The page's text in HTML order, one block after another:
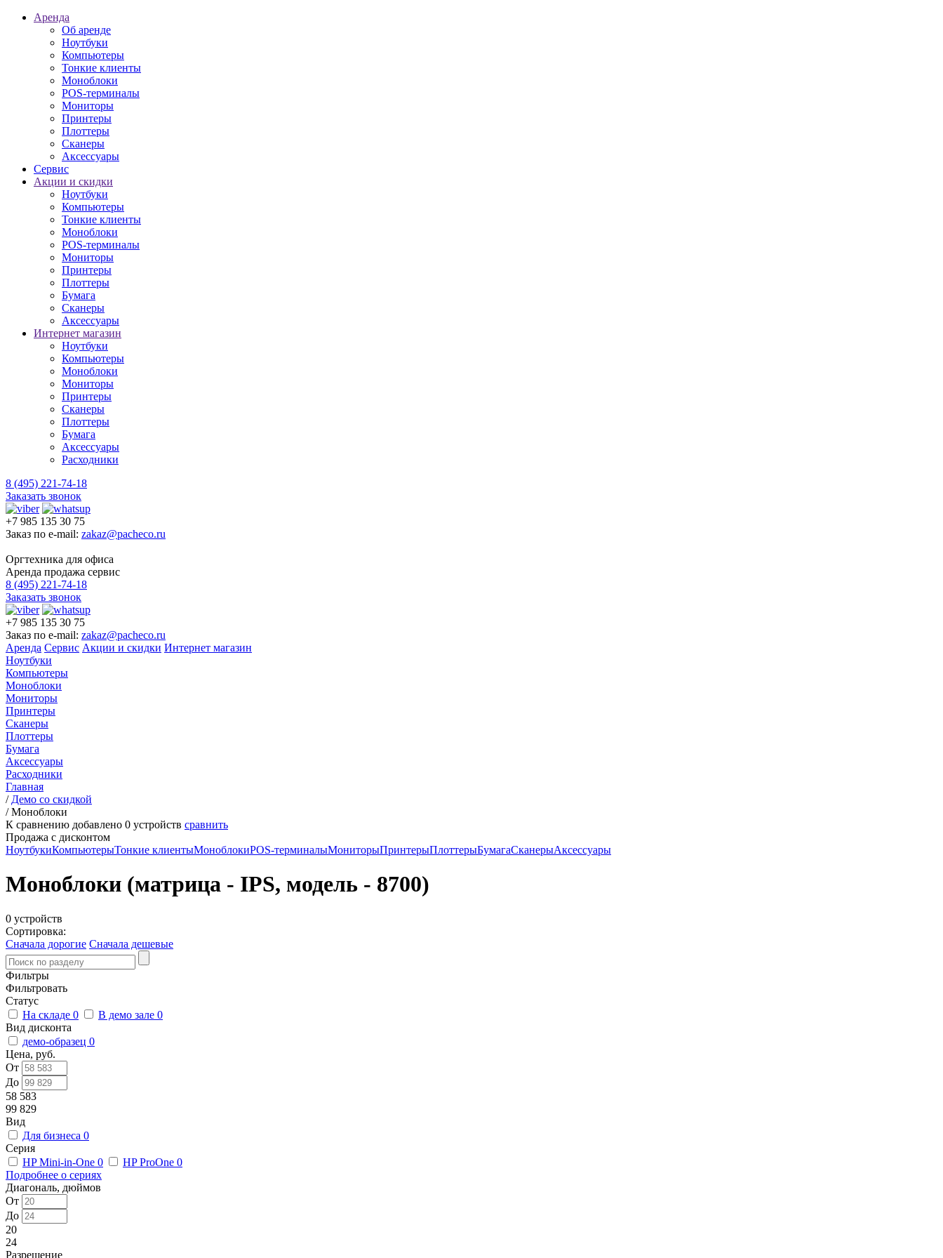
Аренда
Об аренде
Ноутбуки
Компьютеры
Тонкие клиенты
Моноблоки
POS-терминалы
Мониторы
Принтеры
Плоттеры
Сканеры
Аксессуары
Сервис
Акции и скидки
Ноутбуки
Компьютеры
Тонкие клиенты
Моноблоки
POS-терминалы
Мониторы
Принтеры
Плоттеры
Бумага
Сканеры
Аксессуары
Интернет магазин
Ноутбуки
Компьютеры
Моноблоки
Мониторы
Принтеры
Сканеры
Плоттеры
Бумага
Аксессуары
Расходники
8 (495) 221-74-18
Заказать звонок
+7 985 135 30 75
Заказ по e-mail: zakaz@pacheco.ru
Оргтехника для офиса
Аренда продажа сервис
8 (495) 221-74-18
Заказать звонок
+7 985 135 30 75
Заказ по e-mail: zakaz@pacheco.ru
Аренда Сервис Акции и скидки Интернет магазин
Ноутбуки
Компьютеры
Моноблоки
Мониторы
Принтеры
Сканеры
Плоттеры
Бумага
Аксессуары
Расходники
Главная
/ Демо со скидкой
/Моноблоки
К сравнению добавлено 0 устройств сравнить
Продажа с дисконтом
НоутбукиКомпьютерыТонкие клиентыМоноблокиPOS-терминалыМониторыПринтерыПлоттерыБумагаСканерыАксессуары
Моноблоки (матрица - IPS, модель - 8700)
0 устройств
Сортировка:
Сначала дорогие Сначала дешевые
Фильтры
Фильтровать
Статус
На складе 0 В демо зале 0
Вид дисконта
демо-образец 0
Цена, руб.
От
До
58 583
99 829
Вид
Для бизнеса 0
Серия
HP Mini-in-One 0 HP ProOne 0
Подробнее о сериях
Диагональ, дюймов
От
До
20
24
Разрешение